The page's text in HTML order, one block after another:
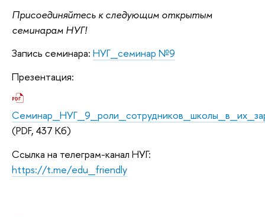
Присоединяйтесь к следующим открытым
семинарам НУГ!
Запись семинара: НУГ_семинар №9
Презентация:
(PDF, 437 Кб)
Ссылка на телеграм-канал НУГ:
https://t.me/edu_friendly